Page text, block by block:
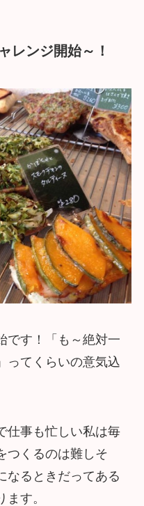
レンジ開始～！
です！「も～絶対一
ってくらいの意気込
仕事も忙しい私は毎
つくるのは難しそ
なるときだってある
す。